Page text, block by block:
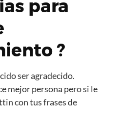
para
?
ser agradecido.
mejor persona pero si le
con tus frases de